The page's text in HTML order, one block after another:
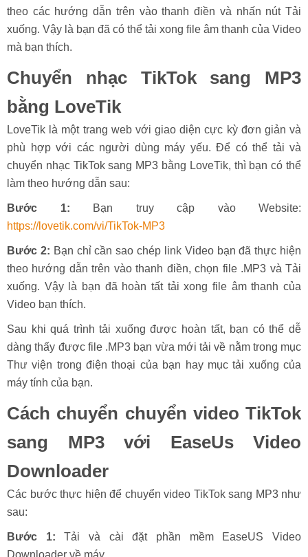
theo các hướng dẫn trên vào thanh điền và nhấn nút Tải
xuống. Vậy là bạn đã có thể tải xong file âm thanh của Video
mà bạn thích.
Chuyển nhạc TikTok sang MP3
bằng LoveTik
LoveTik là một trang web với giao diện cực kỳ đơn giản và
phù hợp với các người dùng máy yếu. Để có thể tải và
chuyển nhạc TikTok sang MP3 bằng LoveTik, thì bạn có thể
làm theo hướng dẫn sau:
Bước 1: Bạn truy cập vào Website:
https://lovetik.com/vi/TikTok-MP3
Bước 2: Bạn chỉ cần sao chép link Video bạn đã thực hiện
theo hướng dẫn trên vào thanh điền, chọn file .MP3 và Tải
xuống. Vậy là bạn đã hoàn tất tải xong file âm thanh của
Video bạn thích.
Sau khi quá trình tải xuống được hoàn tất, bạn có thể dễ
dàng thấy được file .MP3 bạn vừa mới tải về nằm trong mục
Thư viện trong điện thoại của bạn hay mục tải xuống của
máy tính của bạn.
Cách chuyển chuyển video TikTok
sang MP3 với EaseUs Video
Downloader
Các bước thực hiện để chuyển video TikTok sang MP3 như
sau:
Bước 1: Tải và cài đặt phần mềm EaseUS Video
Downloader về máy.